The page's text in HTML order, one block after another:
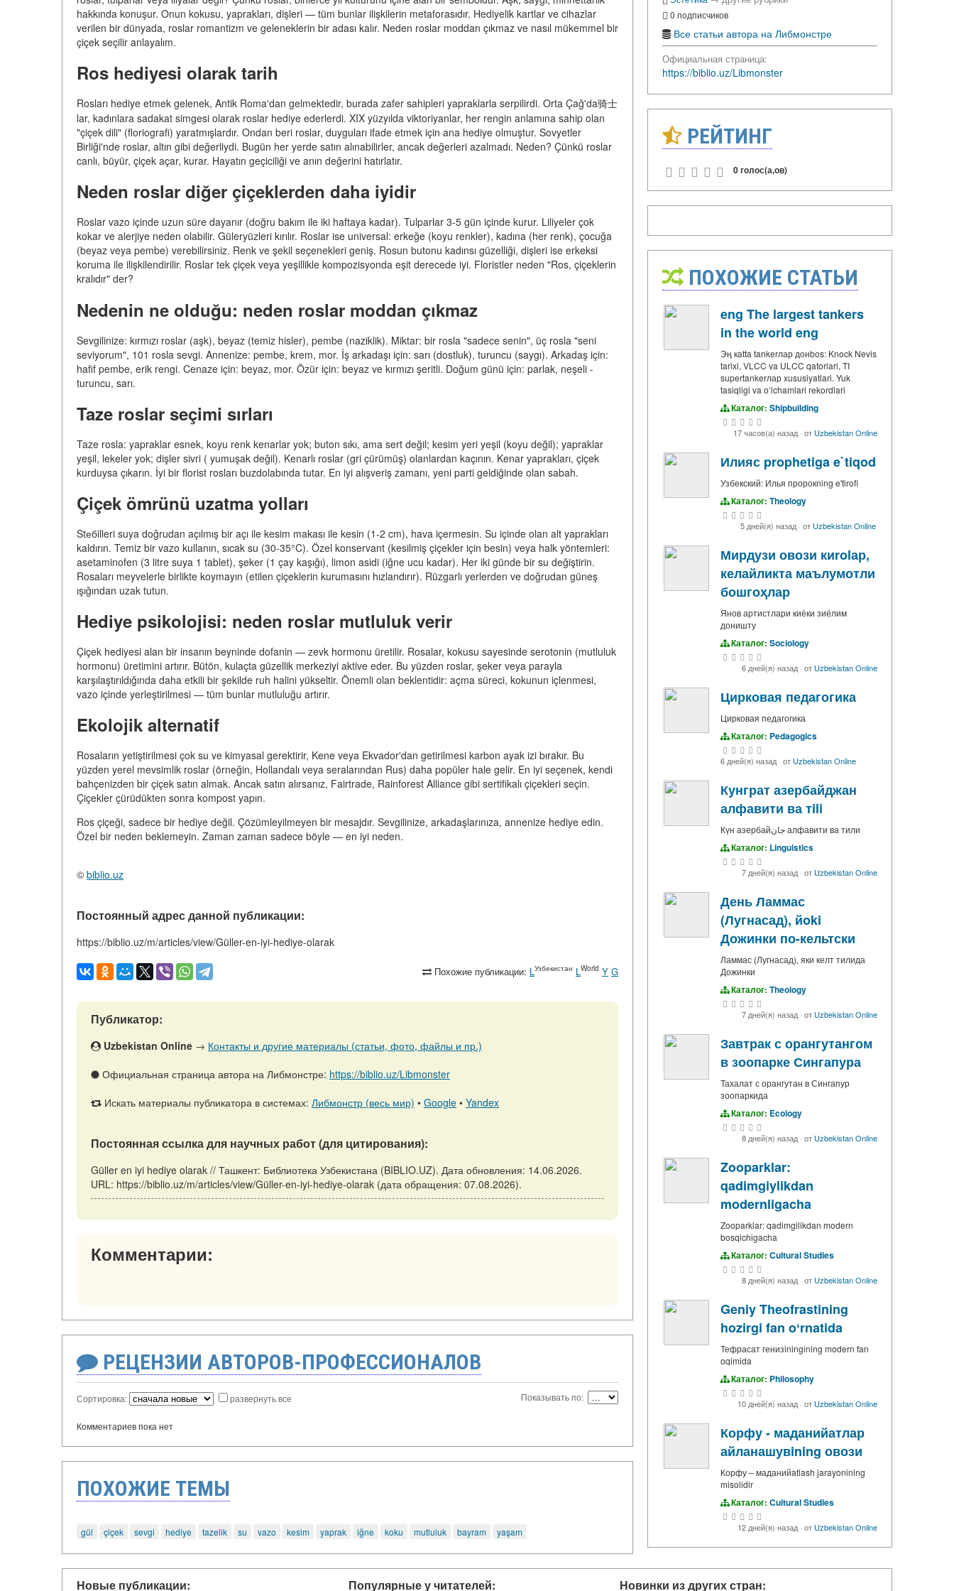
hakkında konuşur. Onun kokusu, yaprakları, dişleri — tüm bunlar ilişkilerin metaforasıdır. Hediyelik kartlar ve cihazlar
verilen bir dünyada, roslar romantizm ve geleneklerin bir adası kalır. Neden roslar moddan çıkmaz ve nasıl mükemmel bir
çiçek seçilir anlayalım.
Ros hediyesi olarak tarih
Rosları hediye etmek gelenek, Antik Roma'dan gelmektedir, burada zafer sahipleri yapraklarla serpilirdi. Orta Çağ'da骑士
lar, kadınlara sadakat simgesi olarak roslar hediye ederlerdi. XIX yüzyılda viktoriyanlar, her rengin anlamına sahip olan
"çiçek dili" (floriografi) yaratmışlardır. Ondan beri roslar, duyguları ifade etmek için ana hediye olmuştur. Sovyetler
Birliği'nde roslar, altın gibi değerliydi. Bugün her yerde satın alınabilirler, ancak değerleri azalmadı. Neden? Çünkü roslar
canlı, büyür, çiçek açar, kurar. Hayatın geçiciliği ve anın değerini hatırlatır.
Neden roslar diğer çiçeklerden daha iyidir
Roslar vazo içinde uzun süre dayanır (doğru bakım ile iki haftaya kadar). Tulparlar 3-5 gün içinde kurur. Liliyeler çok
kokar ve alerjiye neden olabilir. Güleryüzleri kırılır. Roslar ise universal: erkeğe (koyu renkler), kadına (her renk), çocuğa
(beyaz veya pembe) verebilirsiniz. Renk ve şekil seçenekleri geniş. Rosun butonu kadınsı güzelliği, dişleri ise erkeksi
koruma ile ilişkilendirilir. Roslar tek çiçek veya yeşillikle kompozisyonda eşit derecede iyi. Floristler neden "Ros, çiçeklerin
kralıdır" der?
Nedenin ne olduğu: neden roslar moddan çıkmaz
Sevgilinize: kırmızı roslar (aşk), beyaz (temiz hisler), pembe (naziklik). Miktar: bir rosla "sadece senin", üç rosla "seni
seviyorum", 101 rosla sevgi. Annenize: pembe, krem, mor. İş arkadaşı için: sarı (dostluk), turuncu (saygı). Arkadaş için:
hafif pembe, erik rengi. Cenaze için: beyaz, mor. Özür için: beyaz ve kırmızı şeritli. Doğum günü için: parlak, neşeli -
turuncu, sarı.
Taze roslar seçimi sırları
Taze rosla: yapraklar esnek, koyu renk kenarlar yok; buton sıkı, ama sert değil; kesim yeri yeşil (koyu değil); yapraklar
yeşil, lekeler yok; dişler sivri ( yumuşak değil). Kenarlı roslar (gri çürümüş) olanlardan kaçının. Kenar yaprakları, çiçek
kurduysa çıkarın. İyi bir florist rosları buzdolabında tutar. En iyi alışveriş zamanı, yeni parti geldiğinde olan sabah.
Çiçek ömrünü uzatma yolları
Stебilleri suya doğrudan açılmış bir açı ile kesim makası ile kesin (1-2 cm), hava içermesin. Su içinde olan alt yaprakları
kaldırın. Temiz bir vazo kullanın, sıcak su (30-35°C). Özel konservant (kesilmiş çiçekler için besin) veya halk yöntemleri:
asetaminofen (3 litre suya 1 tablet), şeker (1 çay kaşığı), limon asidi (iğne ucu kadar). Her iki günde bir su değiştirin.
Rosaları meyvelerle birlikte koymayın (etilen çiçeklerin kurumasını hızlandırır). Rüzgarlı yerlerden ve doğrudan güneş
ışığından uzak tutun.
Hediye psikolojisi: neden roslar mutluluk verir
Çiçek hediyesi alan bir insanın beyninde dofanin — zevk hormonu üretilir. Rosalar, kokusu sayesinde serotonin (mutluluk
hormonu) üretimini artırır. Bütön, kulaçta güzellik merkeziyi aktive eder. Bu yüzden roslar, şeker veya parayla
karşılaştırıldığında daha etkili bir şekilde ruh halini yükseltir. Önemli olan beklentidir: açma süreci, kokunun içlenmesi,
vazo içinde yerleştirilmesi — tüm bunlar mutluluğu artırır.
Ekolojik alternatif
Rosaların yetiştirilmesi çok su ve kimyasal gerektirir, Kene veya Ekvador'dan getirilmesi karbon ayak izi bırakır. Bu
yüzden yerel mevsimlik roslar (örneğin, Hollandalı veya seralarından Rus) daha popüler hale gelir. En iyi seçenek, kendi
bahçenizden bir çiçek satın almak. Ancak satın alırsanız, Fairtrade, Rainforest Alliance gibi sertifikalı çiçekleri seçin.
Çiçekler çürüdükten sonra kompost yapın.
Ros çiçeği, sadece bir hediye değil. Çözümleyilmeyen bir mesajdır. Sevgilinize, arkadaşlarınıza, annenize hediye edin.
Özel bir neden beklemeyin. Zaman zaman sadece böyle — en iyi neden.
© biblio.uz
Постоянный адрес данной публикации:
https://biblio.uz/m/articles/view/Güller-en-iyi-hediye-olarak
Похожие публикации: L Узбекистан L World Y G
Публикатор:
Uzbekistan Online → Контакты и другие материалы (статьи, фото, файлы и пр.)
Официальная страница автора на Либмонстре: https://biblio.uz/Libmonster
Искать материалы публикатора в системах: Либмонстр (весь мир) • Google • Yandex
Постоянная ссылка для научных работ (для цитирования):
Güller en iyi hediye olarak // Ташкент: Библиотека Узбекистана (BIBLIO.UZ). Дата обновления: 14.06.2026.
URL: https://biblio.uz/m/articles/view/Güller-en-iyi-hediye-olarak (дата обращения: 07.08.2026).
Комментарии:
РЕЦЕНЗИИ АВТОРОВ-ПРОФЕССИОНАЛОВ
Сортировка: развернуть все Показывать по:
Комментариев пока нет
ПОХОЖИЕ ТЕМЫ
gül çiçek sevgi hediye tazelik su vazo kesim yaprak iğne koku mutluluk bayram yaşam
0 подписчиков
Все статьи автора на Либмонстре
Официальная страница:
https://biblio.uz/Libmonster
РЕЙТИНГ
0 голос(а,ов)
ПОХОЖИЕ СТАТЬИ
eng The largest tankers
in the world eng
Эң кatta tankerлар донbos: Knock Nevis
tarixi, VLCC va ULCC qatorlari, TI
supertankerлар xususiyatlari. Yuk
tasiqligi va oʻlchamlari rekordlari
Каталог: Shipbuilding
17 часов(а) назад· от Uzbekistan Online
Илияс prophetiga e`tiqod
Узбекский: Илья пророкning e'tirofi
Каталог: Theology
5 дней(я) назад· от Uzbekistan Online
Мирдузи овози киrolар,
келайликта маълумотли
бошгоҳлар
Янов артистлари киёки зиёлим
доништу
Каталог: Sociology
6 дней(я) назад· от Uzbekistan Online
Цирковая педагогика
Цирковая педагогика
Каталог: Pedagogics
6 дней(я) назад· от Uzbekistan Online
Кунграт азербайджан
алфавити ва тili
Күн азербайجان алфавити ва тили
Каталог: Linguistics
7 дней(я) назад· от Uzbekistan Online
День Ламмас
(Лугнасад), йoki
Дожинки по-кельтски
Ламмас (Лугнасад), яки келт тилида
Дожинки
Каталог: Theology
7 дней(я) назад· от Uzbekistan Online
Завтрак с орангутангом
в зоопарке Сингапура
Тахалат с орангутан в Сингапур
зоопаркида
Каталог: Ecology
8 дней(я) назад· от Uzbekistan Online
Zooparklar:
qadimgiylikdan
modernligacha
Zooparklar: qadimgilikdan modern
bosqichigacha
Каталог: Cultural Studies
8 дней(я) назад· от Uzbekistan Online
Geniy Theofrastining
hozirgi fan oʻrnatida
Тефрасат генизiningining modern fan
oqimida
Каталог: Philosophy
10 дней(я) назад· от Uzbekistan Online
Корфу - маданийатлар
айланашувining овози
Корфу – маданийatlash jarayonining
misolidir
Каталог: Cultural Studies
12 дней(я) назад· от Uzbekistan Online
Новые публикации: Популярные у читателей: Новинки из других стран: